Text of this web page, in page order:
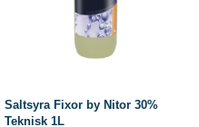
Saltsyra Fixor by Nitor 30%
Teknisk 1L